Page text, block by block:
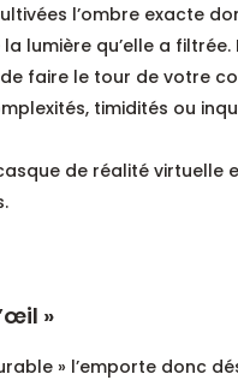
l’ombre exacte
qu’elle a filtrée.
faire le tour de votre
timidités ou
de réalité virtuelle
»
» l’emporte donc